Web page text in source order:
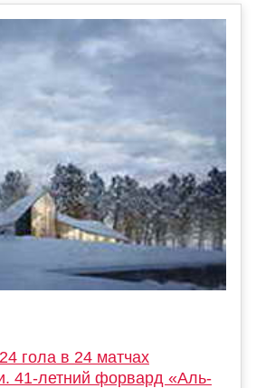
гола в 24 матчах
41-летний форвард «Аль-